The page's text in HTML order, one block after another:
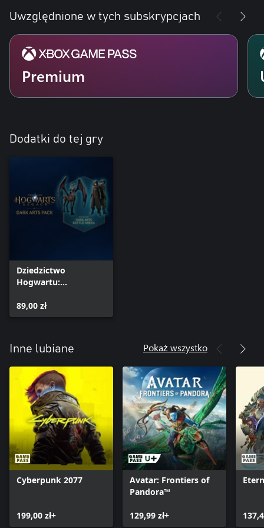
Uwzględnione w tych subskrypcjach
Premium
Dodatki do tej gry
Dziedzictwo
Hogwartu:
Zestaw
89,00 zł
Inne lubiane Pokaż wszystko
Cyberpunk 2077
199,00 zł+
Avatar: Frontiers of
Pandora™
129,99 zł+